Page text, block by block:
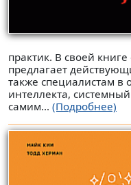
практик. В своей
предлагает
также специалистам в
интеллекта,
самим... (Подробнее)